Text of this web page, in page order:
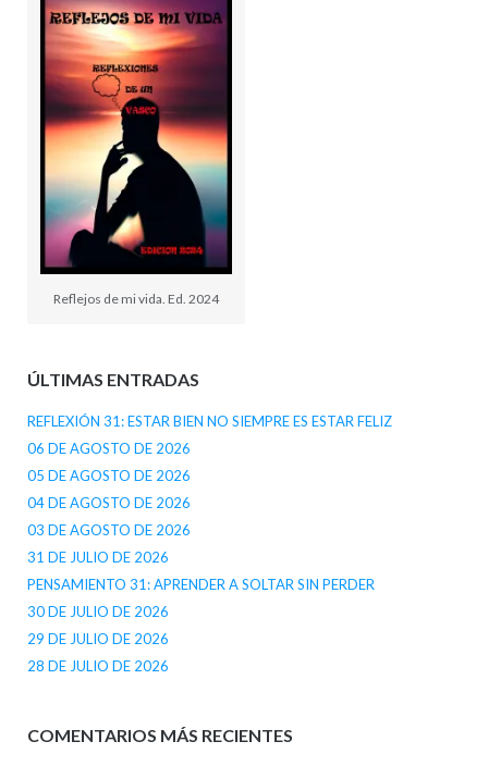
Reflejos de mi vida. Ed. 2024
ÚLTIMAS ENTRADAS
REFLEXIÓN 31: ESTAR BIEN NO SIEMPRE ES ESTAR FELIZ
06 DE AGOSTO DE 2026
05 DE AGOSTO DE 2026
04 DE AGOSTO DE 2026
03 DE AGOSTO DE 2026
31 DE JULIO DE 2026
PENSAMIENTO 31: APRENDER A SOLTAR SIN PERDER
30 DE JULIO DE 2026
29 DE JULIO DE 2026
28 DE JULIO DE 2026
COMENTARIOS MÁS RECIENTES